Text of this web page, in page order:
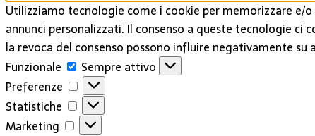
Utilizziamo tecnologie come i cookie per memorizzare e/
annunci personalizzati. Il consenso a queste tecnologie
la revoca del consenso possono influire negativamente
Funzionale
Funzionale
Sempre attivo
Preferenze
Preferenze
Statistiche
Statistiche
Marketing
Marketing